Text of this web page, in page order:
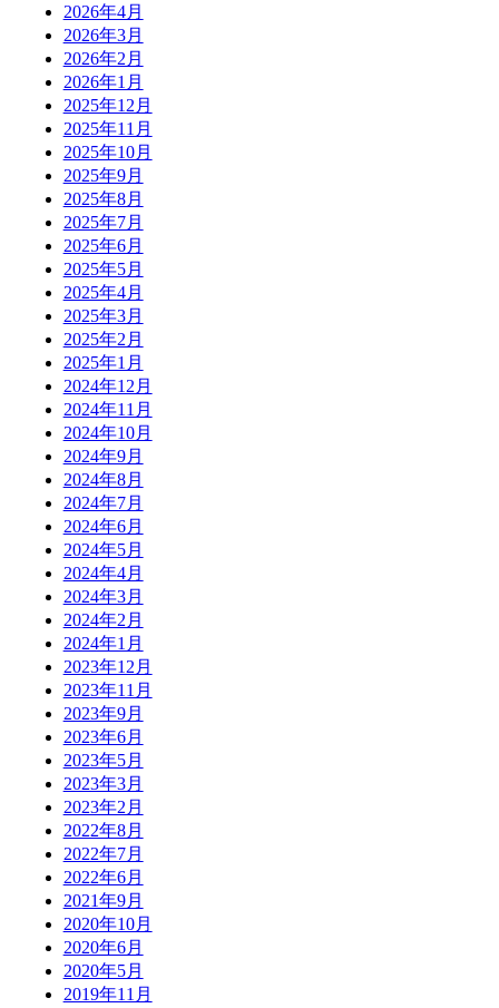
2026年4月
2026年3月
2026年2月
2026年1月
2025年12月
2025年11月
2025年10月
2025年9月
2025年8月
2025年7月
2025年6月
2025年5月
2025年4月
2025年3月
2025年2月
2025年1月
2024年12月
2024年11月
2024年10月
2024年9月
2024年8月
2024年7月
2024年6月
2024年5月
2024年4月
2024年3月
2024年2月
2024年1月
2023年12月
2023年11月
2023年9月
2023年6月
2023年5月
2023年3月
2023年2月
2022年8月
2022年7月
2022年6月
2021年9月
2020年10月
2020年6月
2020年5月
2019年11月